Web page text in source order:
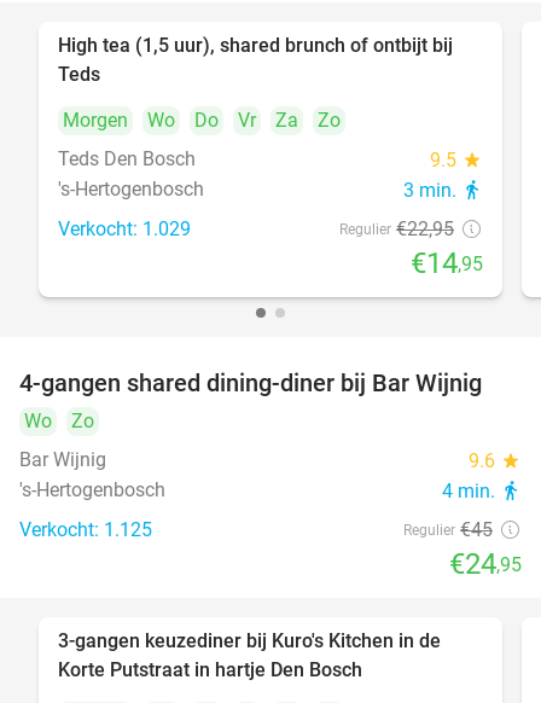
35%
High tea (1,5 uur), shared brunch of ontbijt bij
Teds
Morgen
Wo Do Vr Za
Zo
Teds Den Bosch
9.5 star
's-Hertogenbosch 3 min. directions_walk
Verkocht: 1.029 Regulier €22,95
€14,95
45%
4-gangen shared dining-diner bij Bar Wijnig
Wo
Zo
Bar Wijnig
9.6 star
's-Hertogenbosch 4 min. directions_walk
Verkocht: 1.125 Regulier €45
€24,95
3-gangen keuzediner bij Kuro's Kitchen in de
Korte Putstraat in hartje Den Bosch